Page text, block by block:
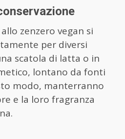
zenzero vegan si
per diversi
scatola di latta o in
lontano da fonti
modo, manterranno
e la loro fragranza